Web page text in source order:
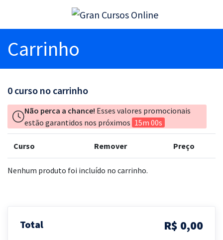
Carrinho
0 curso no carrinho
Não perca a chance! Esses valores promocionais
estão garantidos nos próximos 15m 00s
Curso Remover Preço
Nenhum produto foi incluído no carrinho.
Total R$ 0,00